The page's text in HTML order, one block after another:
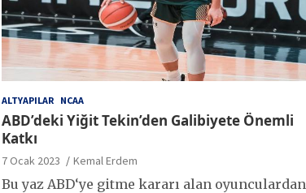
ALTYAPILAR NCAA
ABD’deki Yiğit Tekin’den Galibiyete Önemli
Katkı
7 Ocak 2023 Kemal Erdem
Bu yaz ABD‘ye gitme kararı alan oyunculardan